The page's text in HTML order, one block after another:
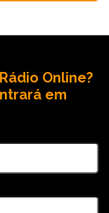
Online?
em